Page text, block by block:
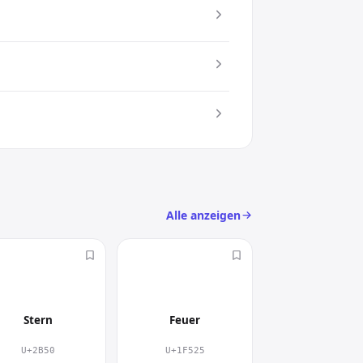
Alle anzeigen
Stern
U+2B50
Feuer
U+1F525